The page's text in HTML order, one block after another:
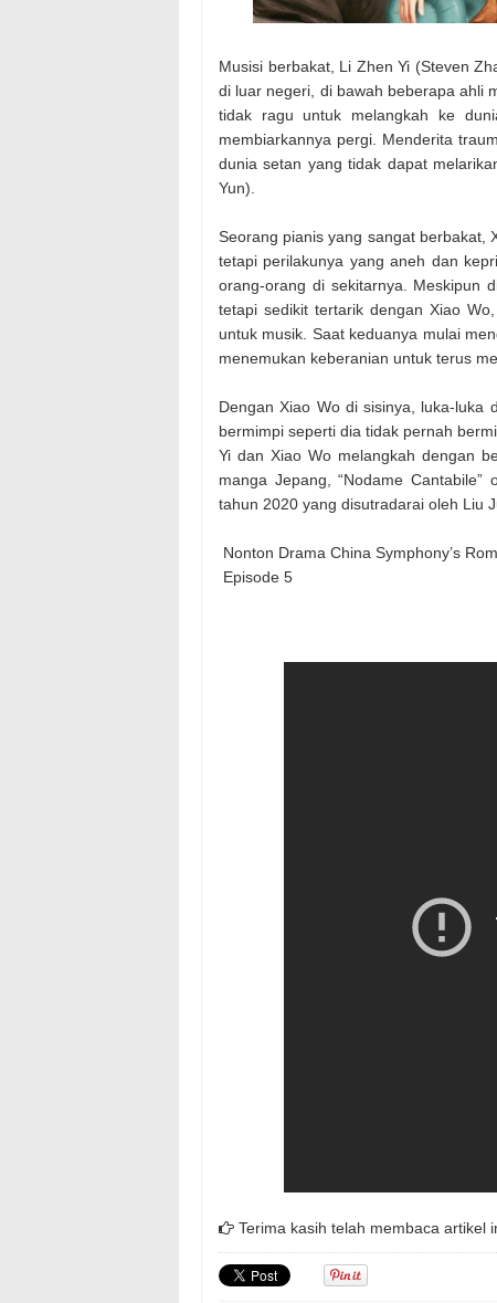
Musisi berbakat, Li Zhen Yi (Steven
di luar negeri, di bawah beberapa ahli
tidak ragu untuk melangkah ke
membiarkannya pergi. Menderita
dunia setan yang tidak dapat
Yun).
Seorang pianis yang sangat berbakat,
tetapi perilakunya yang aneh dan
orang-orang di sekitarnya. Meskipun
tetapi sedikit tertarik dengan Xiao
untuk musik. Saat keduanya mulai
menemukan keberanian untuk terus
Dengan Xiao Wo di sisinya, luka-luka
bermimpi seperti dia tidak pernah
Yi dan Xiao Wo melangkah dengan
manga Jepang, “Nodame Cantabile”
tahun 2020 yang disutradarai oleh Liu
Nonton Drama China Symphony’s
Episode 5
Terima kasih telah membaca artikel